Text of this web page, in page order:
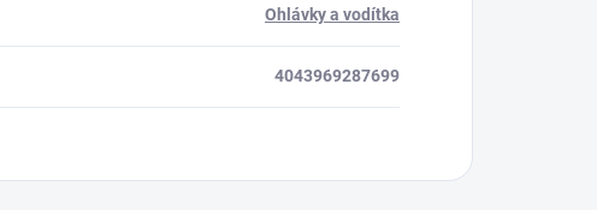
Ohlávky a vodítka
4043969287699